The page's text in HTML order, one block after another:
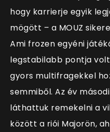
hogy karrierje egyik
mögött – a MOUZ
Ami frozen egyéni
legstabilabb pontja
gyors multifragekkel
semmiből. Az év
láthattuk remekelni a
között a riói Majorön,